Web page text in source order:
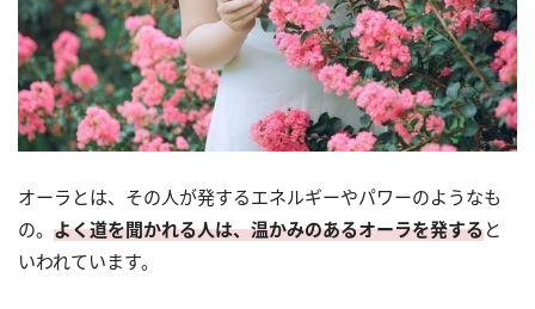
オーラとは、その人が発するエネルギーやパワーのようなも
の。 よく道を聞かれる人は、温かみのあるオーラを発すると
いわれています。